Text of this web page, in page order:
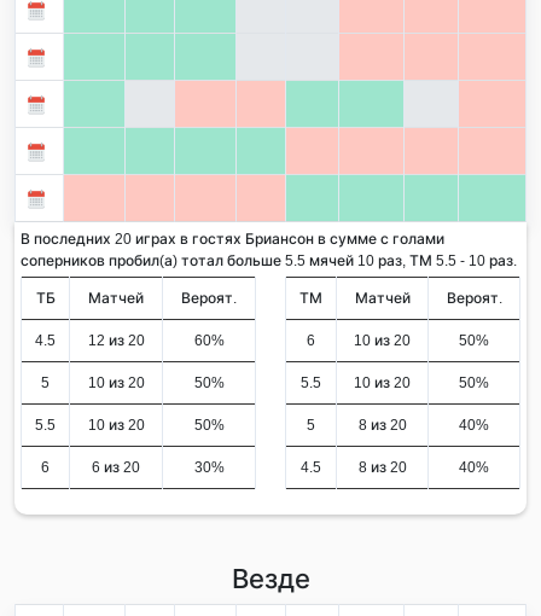
В последних 20 играх в гостях Бриансон в сумме с голами
соперников пробил(а) тотал больше 5.5 мячей 10 раз, ТМ 5.5 - 10 раз.
ТБ Матчей Вероят.
4.5 12 из 20 60%
5 10 из 20 50%
5.5 10 из 20 50%
6 6 из 20 30%
ТМ Матчей Вероят.
6 10 из 20 50%
5.5 10 из 20 50%
5 8 из 20 40%
4.5 8 из 20 40%
Везде